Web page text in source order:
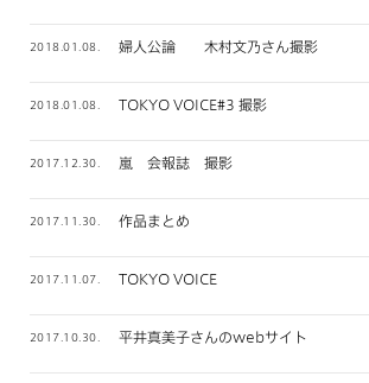
2018.01.08. 婦人公論 木村文乃さん撮影
2018.01.08. TOKYO VOICE#3 撮影
2017.12.30. 嵐 会報誌 撮影
2017.11.30. 作品まとめ
2017.11.07. TOKYO VOICE
2017.10.30. 平井真美子さんのwebサイト